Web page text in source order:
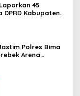
45
DPRD Kabupaten
Polres Bima
Arena